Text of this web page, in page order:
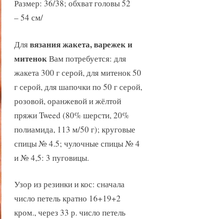
Размер: 36/38; обхват головы 52
– 54 см/
Длявязания жакета, варежек и
митенокВам потребуется: для
жакета 300 г серой, для митенок 50
г серой, для шапочки по 50 г серой,
розовой, оранжевой и жёлтой
пряжи Tweed (80% шерсти, 20%
полиамида, 113 м/50 г); круговые
спицы № 4.5; чулочные спицы № 4
и № 4,5: 3 пуговицы.
Узор из резинки и кос: сначала
число петель кратно 16+19+2
кром., через 33 р. число петель